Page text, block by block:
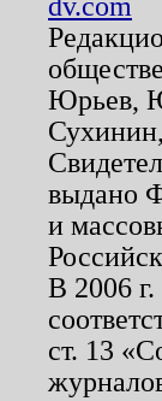
Юрьев,
выдано
и
В 2006
ст. 13